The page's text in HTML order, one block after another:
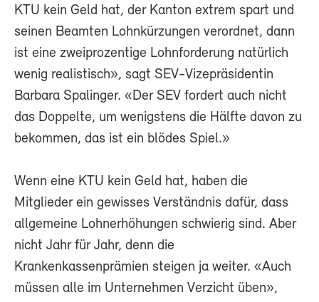
KTU kein Geld hat, der Kanton extrem spart und
seinen Beamten Lohnkürzungen verordnet, dann
ist eine zweiprozentige Lohnforderung natürlich
wenig realistisch», sagt SEV-Vizepräsidentin
Barbara Spalinger. «Der SEV fordert auch nicht
das Doppelte, um wenigstens die Hälfte davon zu
bekommen, das ist ein blödes Spiel.»
Wenn eine KTU kein Geld hat, haben die
Mitglieder ein gewisses Verständnis dafür, dass
allgemeine Lohnerhöhungen schwierig sind. Aber
nicht Jahr für Jahr, denn die
Krankenkassenprämien steigen ja weiter. «Auch
müssen alle im Unternehmen Verzicht üben»,